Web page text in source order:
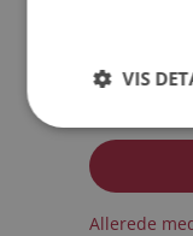
Jeg
Allerede
VIS